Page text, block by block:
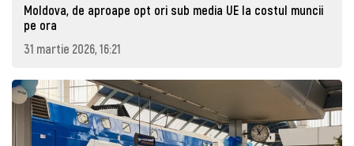
Moldova, de aproape opt ori sub media UE la costul muncii
pe ora
31 martie 2026, 16:21